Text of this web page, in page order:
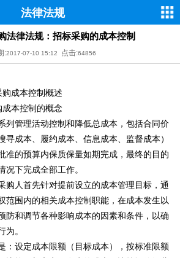
法律法规
法律法规：招标采购的成本控制
:2017-07-10 15:12 点击:64856
成本控制概述
本控制的概念
管理活动控制和降低总成本，包括合同价
寻成本、履约成本、信息成本、监督成本）
准的预算内保质保量如期完成，最终的目的
况下完成全部工作。
人首先针对提前设立的成本管理目标，通
范围内的相关成本控制职能，在成本发生以
防和调节各种影响成本的因素和条件，以确
为。
设定成本限额（目标成本），按标准限额